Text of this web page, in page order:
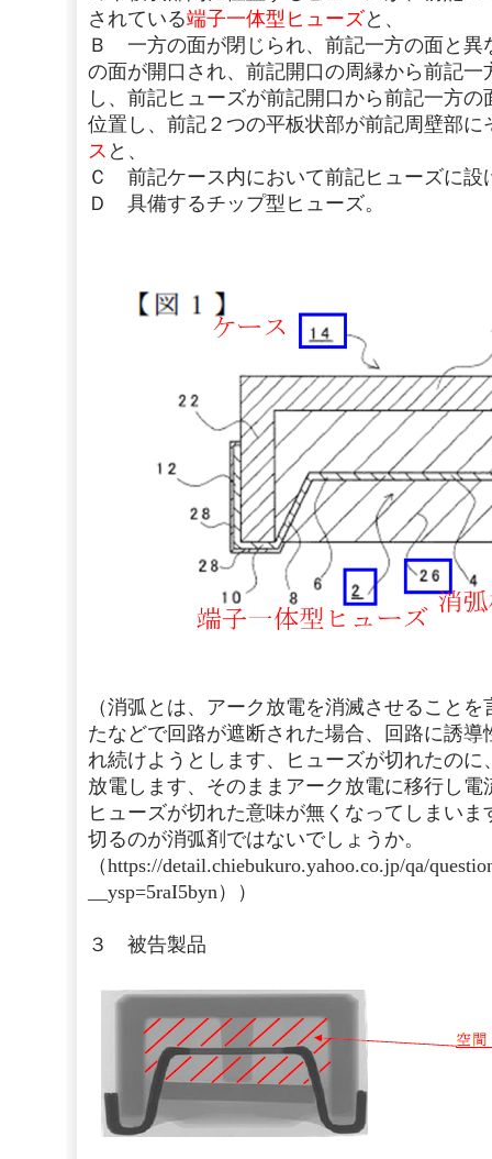
されている端子一体型ヒューズと、
Ｂ 一方の面が閉じられ、前記一方の面と異
の面が開口され、前記開口の周縁から前記
し、前記ヒューズが前記開口から前記一方
位置し、前記２つの平板状部が前記周壁部に
ス と、
Ｃ 前記ケース内において前記ヒューズに設
Ｄ 具備するチップ型ヒューズ。
（消弧とは、アーク放電を消滅させること
たなどで回路が遮断された場合、回路に誘
れ続けようとします、ヒューズが切れたの
放電します、そのままアーク放電に移行し
ヒューズが切れた意味が無くなってしまい
切るのが消弧剤ではないでしょうか。
（https://detail.chiebukuro.yahoo.co.jp/qa/
__ysp=5raI5byn））
３ 被告製品